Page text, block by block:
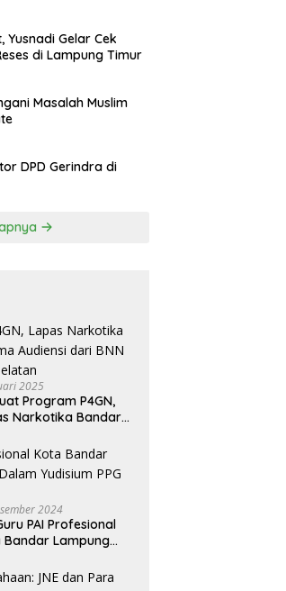
Gelar Cek
di Lampung Timur
Masalah Muslim
DPD Gerindra di
2025
Program P4GN,
Narkotika Bandar
Kabupaten
Selatan
2024
PAI Profesional
Bandar Lampung
PPG Tahun 2024